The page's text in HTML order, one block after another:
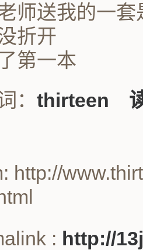
师送我的一套
折开
第一本
： thirteen
http://
: http://